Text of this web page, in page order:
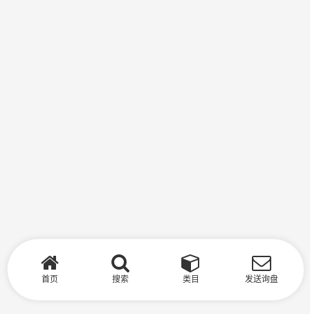
首页 搜索 类目 发送询盘